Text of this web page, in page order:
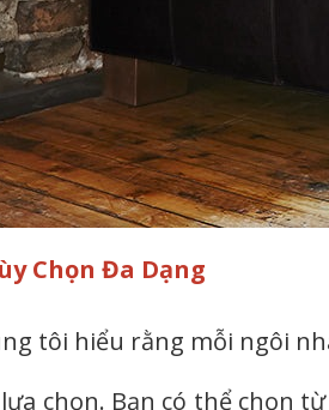
Chọn Đa Dạng
tôi hiểu rằng mỗi ngôi
chọn. Bạn có thể chọn